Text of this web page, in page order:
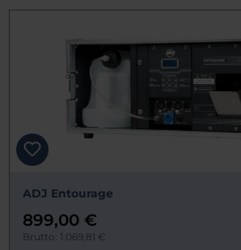
ADJ Entourage
899,00 €
Brutto: 1.069,81 €